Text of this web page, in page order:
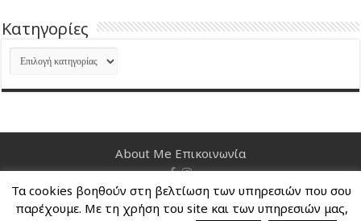
Kατηγορίες
Kατηγορίες
About Me Επικοινωνία
Nancy's Blog © Copyright 2026, All Rights Reserved
Τα cookies βοηθούν στη βελτίωση των υπηρεσιών που σου
παρέχουμε. Με τη χρήση του site και των υπηρεσιών μας,